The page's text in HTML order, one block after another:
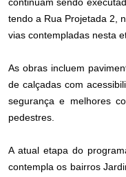
tendo a Rua Projetada 2,
vias contempladas nesta
As obras incluem
de calçadas com
segurança e melhores
pedestres.
A atual etapa do
contempla os bairros